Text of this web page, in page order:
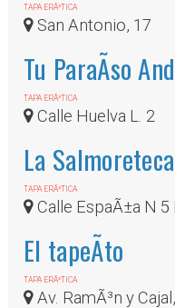
TAPA ERÃ³TICA
San Antonio, 17
Tu ParaÃ­so
TAPA ERÃ³TICA
Calle Huelva L. 2
La Salmoreteca
TAPA ERÃ³TICA
Calle EspaÃ±a N
El tapeÃ­to
TAPA ERÃ³TICA
Av. RamÃ³n y